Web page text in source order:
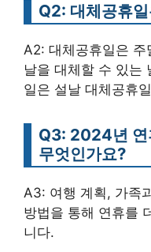
Q2: 대체공휴
A2: 대체공휴일은 주
날을 대체할 수 있는
일은 설날 대체공휴
Q3: 2024년 연
무엇인가요?
A3: 여행 계획, 가족
방법을 통해 연휴를
니다.